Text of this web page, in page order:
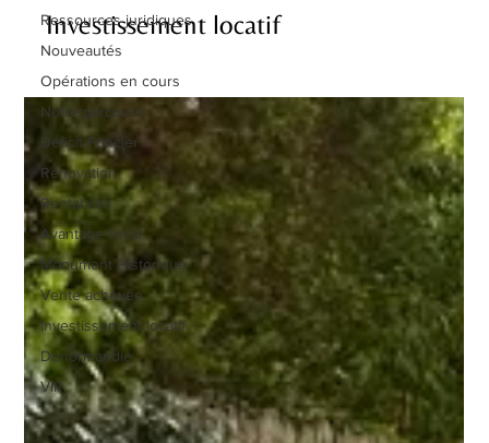
Ressources juridiques
Nouveautés
Opérations en cours
Notre parcours
Déficit Foncier
Rénovation
Rentabilité
Avantage fiscal
Monument Historique
Vente achevée
Investissement locatif
Denormandie
VIR
Investissement locatif